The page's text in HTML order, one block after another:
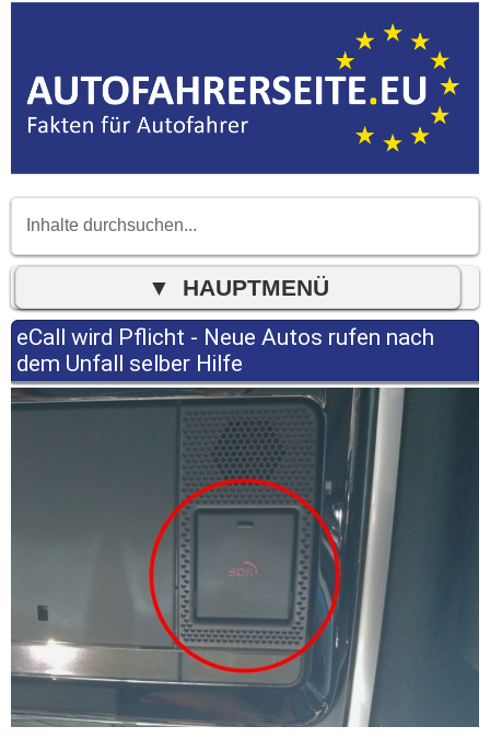
eCall wird Pflicht - Neue Autos rufen nach
dem Unfall selber Hilfe